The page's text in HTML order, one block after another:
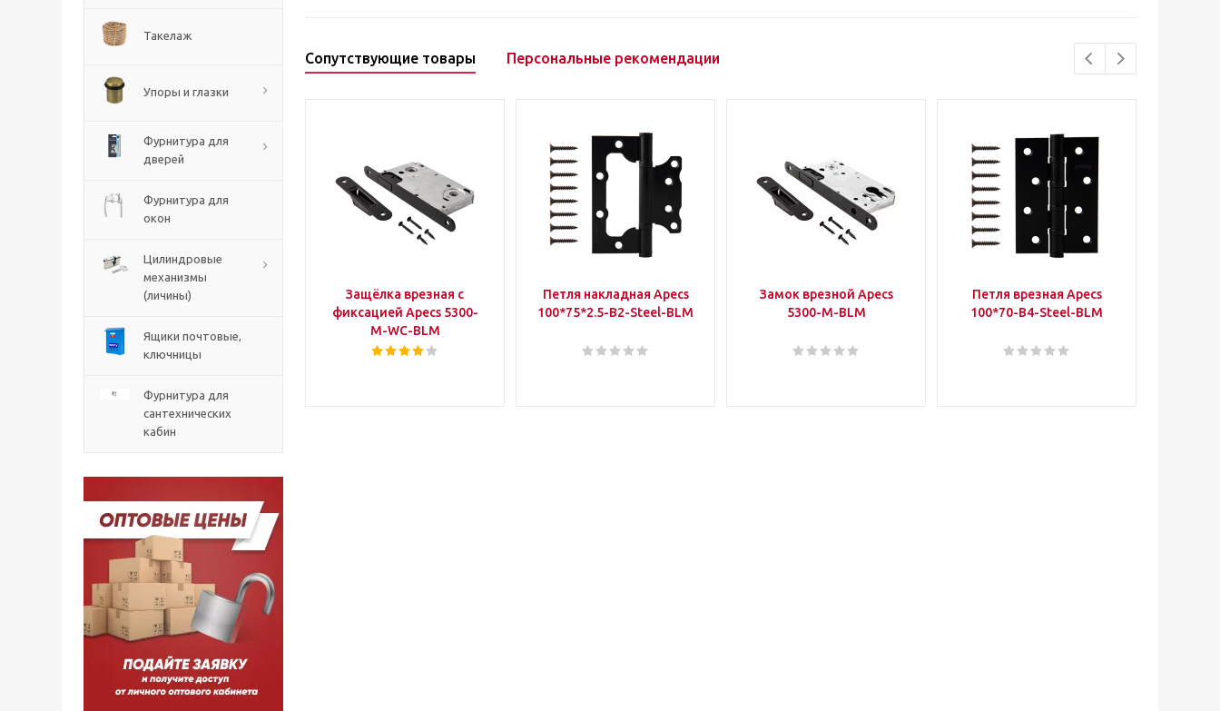
Такелаж
Упоры и глазки
Фурнитура для
дверей
Фурнитура для
окон
Цилиндровые
механизмы
(личины)
Ящики почтовые,
ключницы
Фурнитура для
сантехнических
кабин
Сопутствующие товары Персональные рекомендации
Защёлка врезная с
фиксацией Apecs 5300-
M-WC-BLM
Петля накладная Apecs
100*75*2.5-B2-Steel-BLM
Замок врезной Apecs
5300-M-BLM
Петля врезная Apecs
100*70-B4-Steel-BLM